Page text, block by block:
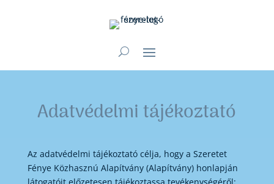
Adatvédelmi tájékoztató
Az adatvédelmi tájékoztató célja, hogy a Szeretet
Fénye Közhasznú Alapítvány (Alapítvány) honlapján